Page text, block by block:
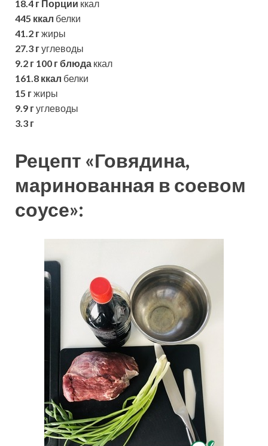
18.4 г Порции ккал
445 ккал белки
41.2 гжиры
27.3 гуглеводы
9.2 г 100 г блюда ккал
161.8 ккал белки
15 гжиры
9.9 гуглеводы
3.3 г
Рецепт «Говядина,
маринованная в соевом
соусе»: